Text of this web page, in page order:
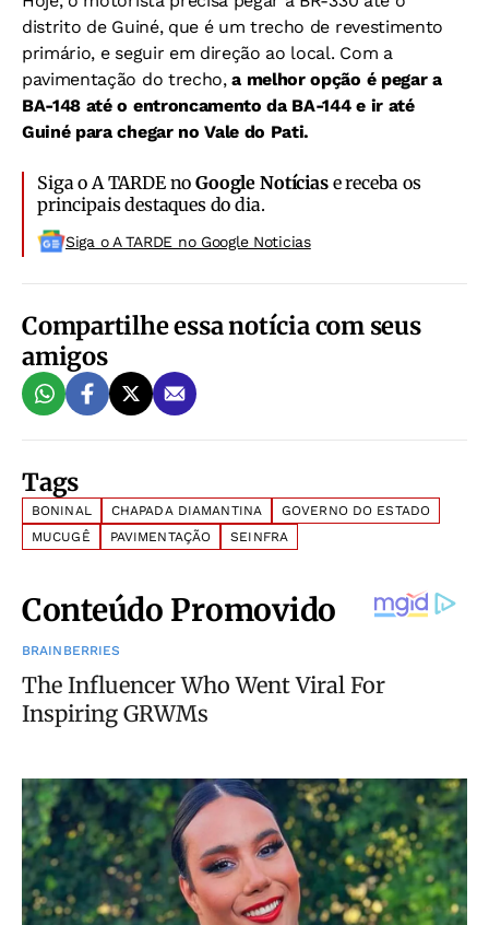
distrito de Guiné, que é um trecho de revestimento
primário, e seguir em direção ao local. Com a
pavimentação do trecho, a melhor opção é pegar a
BA-148 até o entroncamento da BA-144 e ir até
Guiné para chegar no Vale do Pati.
Siga o A TARDE noGoogle Notíciase receba os
principais destaques do dia.
Siga o A TARDE no Google Noticias
Compartilhe essa notícia com seus
amigos
Tags
BONINAL CHAPADA DIAMANTINA
GOVERNO DO ESTADO
MUCUGÊ
PAVIMENTAÇÃO SEINFRA